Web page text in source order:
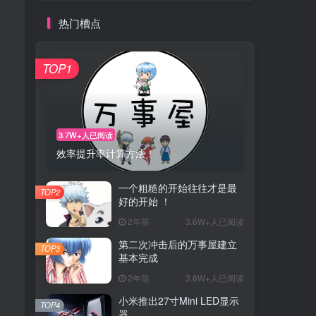
热门槽点
3.7W+人已阅读
效率提升率计算方法！
TOP1
一个粗糙的开始往往才是最
好的开始 ！
2年前 3.6W+人已阅读
TOP2
第二次冲击后的万事屋建立
基本完成
2年前 3.6W+人已阅读
TOP3
小米推出27寸Mini LED显示
TOP4